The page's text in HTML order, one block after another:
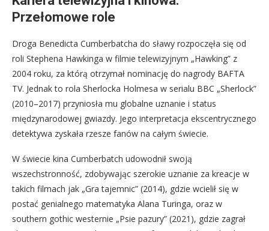
Przełomowe role
Droga Benedicta Cumberbatcha do sławy rozpoczęła się od
roli Stephena Hawkinga w filmie telewizyjnym „Hawking” z
2004 roku, za którą otrzymał nominację do nagrody BAFTA
TV. Jednak to rola Sherlocka Holmesa w serialu BBC „Sherlock”
(2010–2017) przyniosła mu globalne uznanie i status
międzynarodowej gwiazdy. Jego interpretacja ekscentrycznego
detektywa zyskała rzesze fanów na całym świecie.
W świecie kina Cumberbatch udowodnił swoją
wszechstronność, zdobywając szerokie uznanie za kreacje w
takich filmach jak „Gra tajemnic” (2014), gdzie wcielił się w
postać genialnego matematyka Alana Turinga, oraz w
southern gothic westernie „Psie pazury” (2021), gdzie zagrał